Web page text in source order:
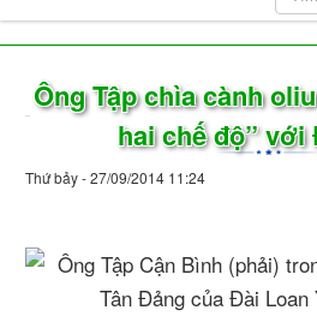
Ông Tập chìa cành
hai chế độ” với
Thứ bảy - 27/09/2014 11:24